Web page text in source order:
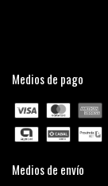
Medios de pago
Medios de envío